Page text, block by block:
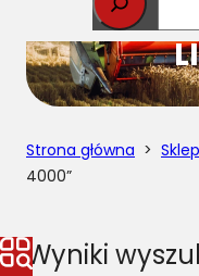
Strona główna > Sklep
4000”
Wyniki